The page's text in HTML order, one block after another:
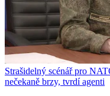
Strašidelný scénář pro
nečekaně brzy, tvrdí agenti